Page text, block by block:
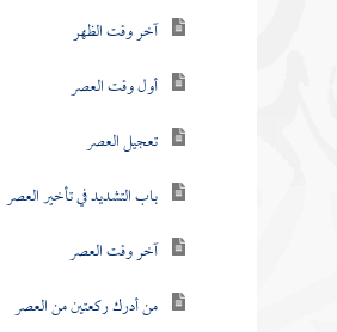
آخر وقت الظهر
أول وقت العصر
تعجيل العصر
باب التشديد في تأخير العصر
آخر وقت العصر
من أدرك ركعتين من العصر